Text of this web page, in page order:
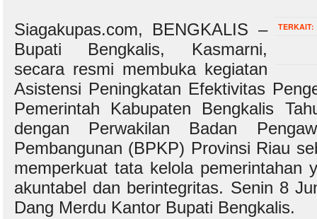
TERKAIT:
Siagakupas.com, BENGKALIS –
Bupati Bengkalis, Kasmarni,
secara resmi membuka kegiatan
Asistensi Peningkatan Efektivitas
Pemerintah Kabupaten Bengkalis
dengan Perwakilan Badan
Pembangunan (BPKP) Provinsi Riau
memperkuat tata kelola pemerintahan
akuntabel dan berintegritas. Senin 8
Dang Merdu Kantor Bupati Bengkalis.